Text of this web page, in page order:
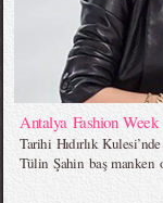
Antalya Fashion
Tarihi Hıdırlık
Tülin Şahin baş manken